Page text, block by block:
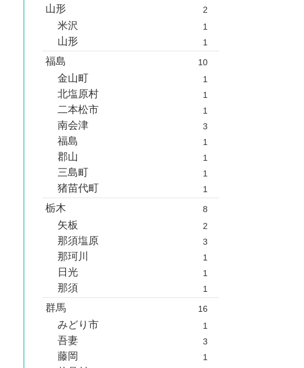
山形 2
米沢 1
山形 1
福島 10
金山町 1
北塩原村 1
二本松市 1
南会津 3
福島 1
郡山 1
三島町 1
猪苗代町 1
栃木 8
矢板 2
那須塩原 3
那珂川 1
日光 1
那須 1
群馬 16
みどり市 1
吾妻 3
藤岡 1